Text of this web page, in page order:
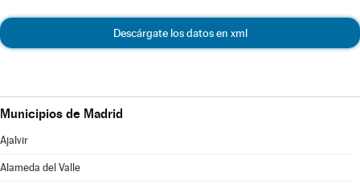
Descárgate los datos en xml
Municipios de Madrid
Ajalvir
Alameda del Valle